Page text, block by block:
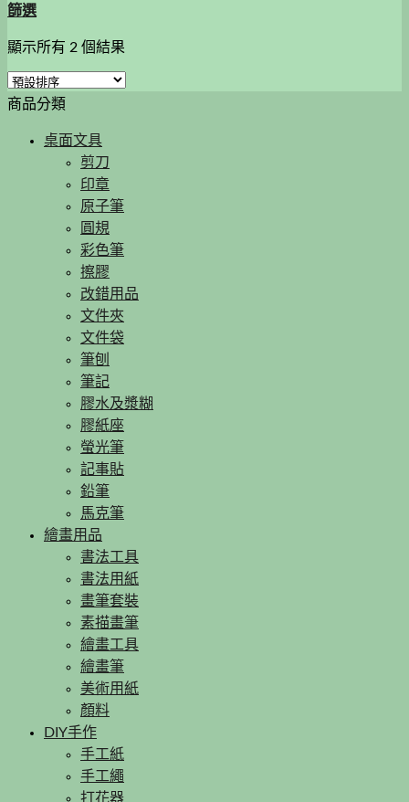
篩選
顯示所有 2 個結果
商品分類
桌面文具
剪刀
印章
原子筆
圓規
彩色筆
擦膠
改錯用品
文件夾
文件袋
筆刨
筆記
膠水及漿糊
膠紙座
螢光筆
記事貼
鉛筆
馬克筆
繪畫用品
書法工具
書法用紙
畫筆套裝
素描畫筆
繪畫工具
繪畫筆
美術用紙
顏料
DIY手作
手工紙
手工繩
打花器